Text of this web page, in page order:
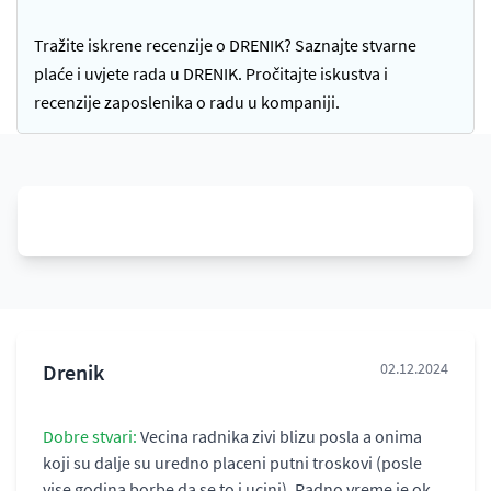
Tražite iskrene recenzije o DRENIK? Saznajte stvarne
plaće i uvjete rada u DRENIK. Pročitajte iskustva i
recenzije zaposlenika o radu u kompaniji.
Drenik 02.12.2024
Dobre stvari: Vecina radnika zivi blizu posla a onima
koji su dalje su uredno placeni putni troskovi (posle